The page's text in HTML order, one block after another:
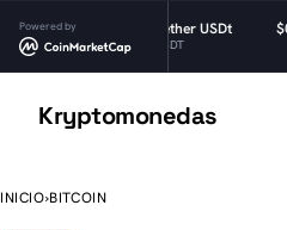
Powered by Tether USDt $0.999197
USDT
Kryptomonedas
INICIO›BITCOIN